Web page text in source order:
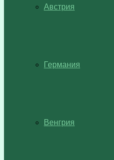
Австрия
Германия
Венгрия